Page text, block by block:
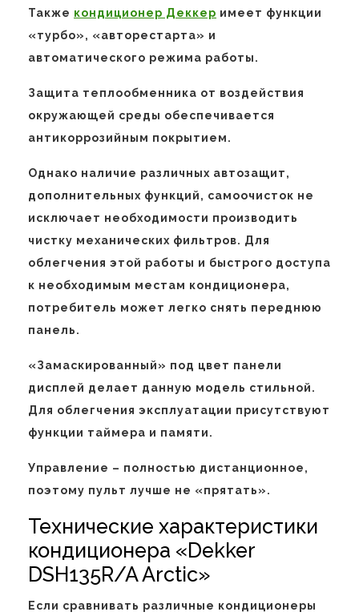
Также кондиционер Деккер имеет функции
«турбо», «авторестарта» и
автоматического режима работы.
Защита теплообменника от воздействия
окружающей среды обеспечивается
антикоррозийным покрытием.
Однако наличие различных автозащит,
дополнительных функций, самоочисток не
исключает необходимости производить
чистку механических фильтров. Для
облегчения этой работы и быстрого доступа
к необходимым местам кондиционера,
потребитель может легко снять переднюю
панель.
«Замаскированный» под цвет панели
дисплей делает данную модель стильной.
Для облегчения эксплуатации присутствуют
функции таймера и памяти.
Управление – полностью дистанционное,
поэтому пульт лучше не «прятать».
Технические характеристики
кондиционера «Dekker
DSH135R/A Arctic»
Если сравнивать различные кондиционеры